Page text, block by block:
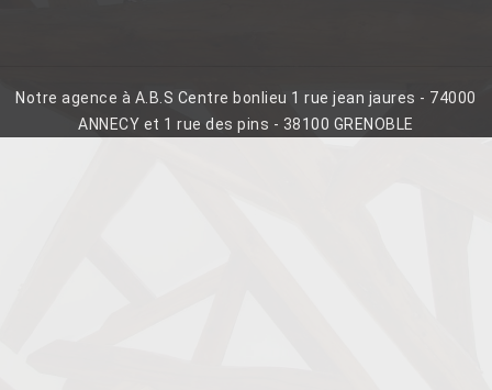
Notre agence à A.B.S Centre bonlieu 1 rue jean jaures - 74000
ANNECY et 1 rue des pins - 38100 GRENOBLE